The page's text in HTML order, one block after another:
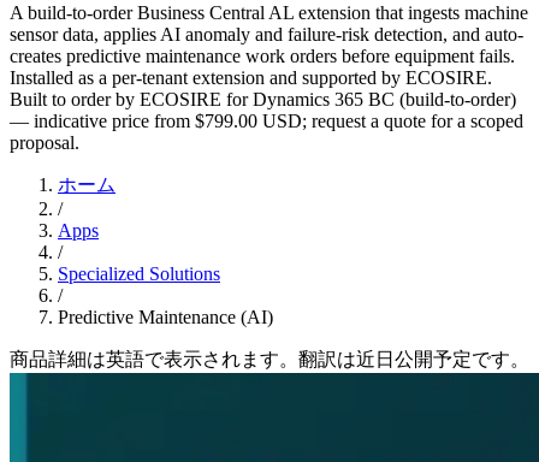
A build-to-order Business Central AL extension that ingests machine
sensor data, applies AI anomaly and failure-risk detection, and auto-
creates predictive maintenance work orders before equipment fails.
Installed as a per-tenant extension and supported by ECOSIRE.
Built to order by ECOSIRE for Dynamics 365 BC (build-to-order)
— indicative price from $799.00 USD; request a quote for a scoped
proposal.
ホーム
/
Apps
/
Specialized Solutions
/
Predictive Maintenance (AI)
商品詳細は英語で表示されます。翻訳は近日公開予定です。